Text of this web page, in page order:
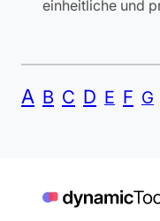
einheitliche und
A B C D E F G